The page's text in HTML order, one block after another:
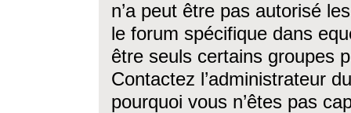
n’a peut être pas autorisé
le forum spécifique dans
être seuls certains groupes
Contactez l’administrateur
pourquoi vous n’êtes pas